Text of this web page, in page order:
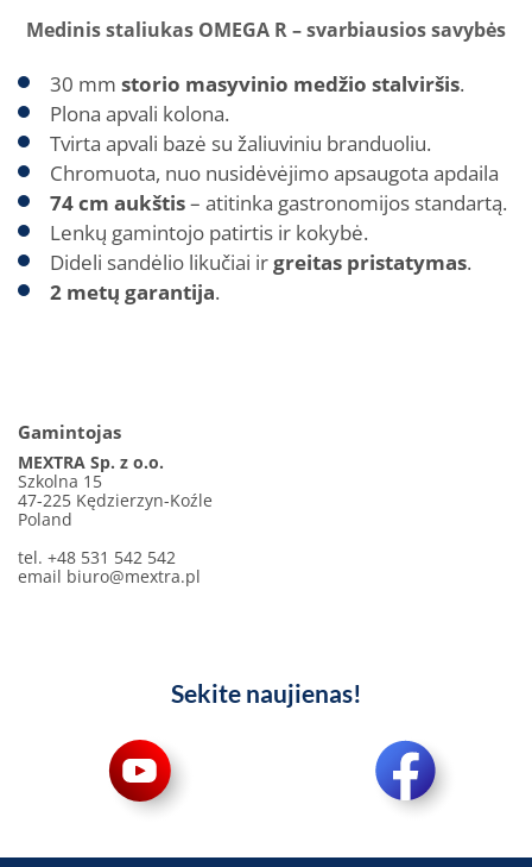
Medinis staliukas OMEGA R – svarbiausios savybės
30 mm storio masyvinio medžio stalviršis.
Plona apvali kolona.
Tvirta apvali bazė su žaliuviniu branduoliu.
Chromuota, nuo nusidėvėjimo apsaugota apdaila
74 cm aukštis– atitinka gastronomijos standartą.
Lenkų gamintojo patirtis ir kokybė.
Dideli sandėlio likučiai irgreitas pristatymas.
2 metų garantija.
Gamintojas
MEXTRA Sp. z o.o.
Szkolna 15
47-225 Kędzierzyn-Koźle
Poland
tel. +48 531 542 542
email biuro@mextra.pl
Sekite naujienas!